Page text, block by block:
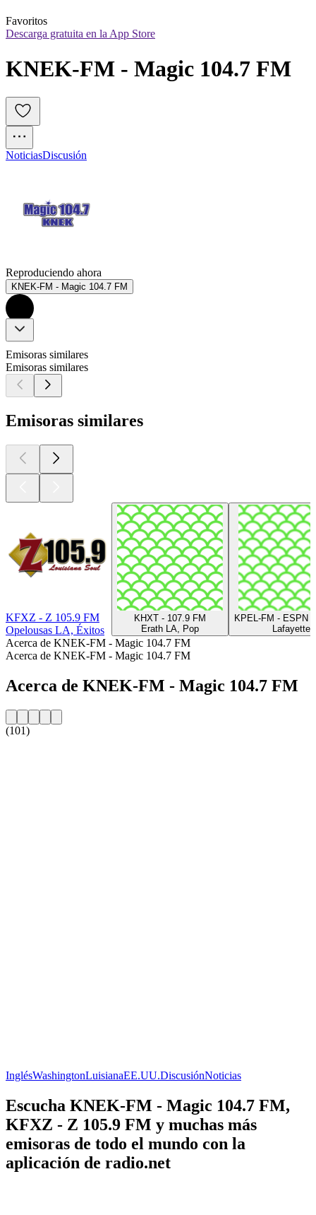
Favoritos
Descarga gratuita en la App Store
KNEK-FM - Magic 104.7 FM
NoticiasDiscusión
Reproduciendo ahora
KNEK-FM - Magic 104.7 FM
Emisoras similares
Emisoras similares
Emisoras similares
KFXZ - Z 105.9 FM
Opelousas LA, Éxitos
KHXT - 107.9 FM
Erath LA, Pop
KPEL-FM - ESPN
Lafayette
Acerca de KNEK-FM - Magic 104.7 FM
Acerca de KNEK-FM - Magic 104.7 FM
Acerca de KNEK-FM - Magic 104.7 FM
(101)
InglésWashingtonLuisianaEE.UU.DiscusiónNoticias
Escucha KNEK-FM - Magic 104.7 FM,
KFXZ - Z 105.9 FM y muchas más
emisoras de todo el mundo con la
aplicación de radio.net